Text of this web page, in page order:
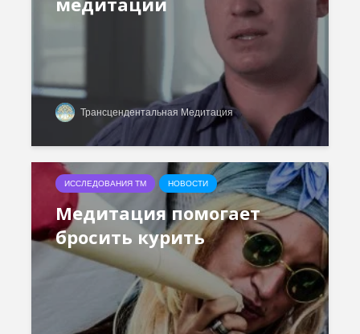
Трансцендентальная Медитация
ИССЛЕДОВАНИЯ ТМ НОВОСТИ
Медитация помогает
бросить курить